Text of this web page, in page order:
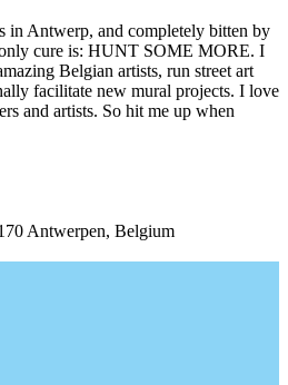
in Antwerp, and completely bitten by
cure is: HUNT SOME MORE. I
Belgian artists, run street art
facilitate new mural projects. I love
and artists. So hit me up when
Antwerpen, Belgium